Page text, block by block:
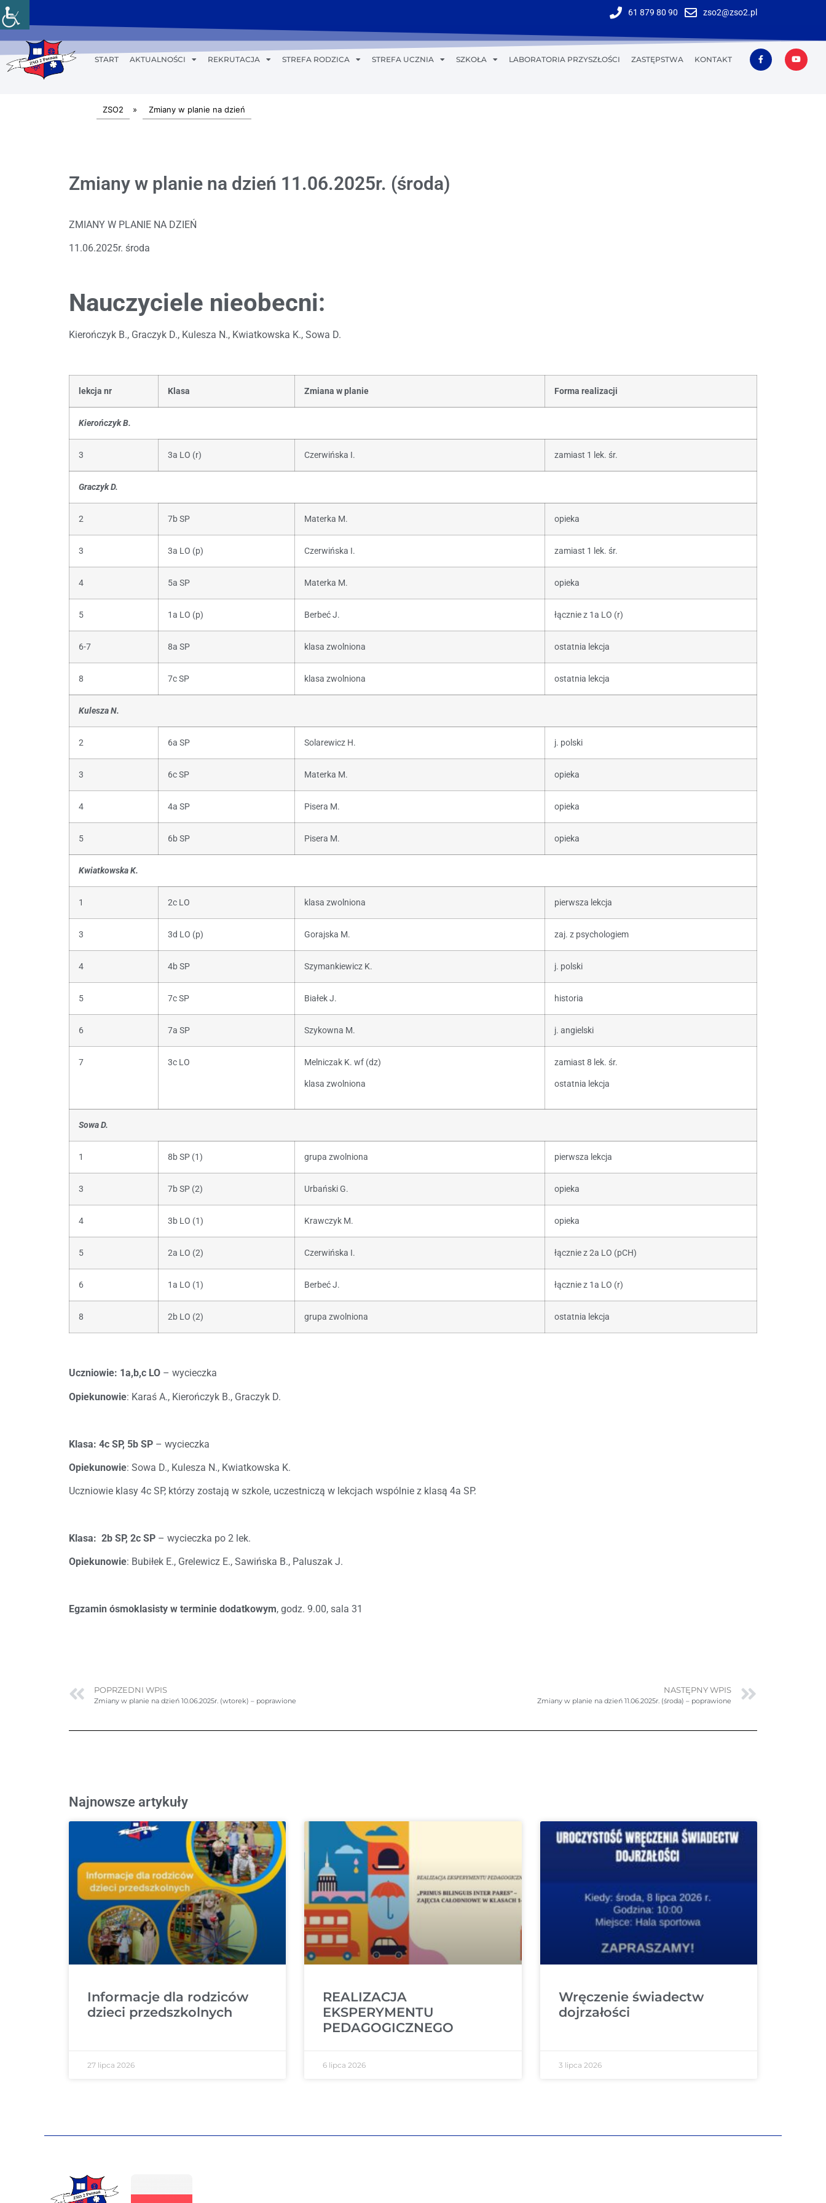
61 879 80 90 zso2@zso2.pl
START AKTUALNOŚCI REKRUTACJA STREFA RODZICA STREFA UCZNIA SZKOŁA LABORATORIA PRZYSZŁOŚCI ZASTĘPSTWA KONTAKT
ZSO2 » Zmiany w planie na dzień
Zmiany w planie na dzień 11.06.2025r. (środa)
ZMIANY W PLANIE NA DZIEŃ
11.06.2025r. środa
Nauczyciele nieobecni:
Kierończyk B., Graczyk D., Kulesza N., Kwiatkowska K., Sowa D.
lekcja nr Klasa Zmiana w planie Forma realizacji
Kierończyk B.
3 3a LO (r) Czerwińska I. zamiast 1 lek. śr.
Graczyk D.
2 7b SP Materka M. opieka
3 3a LO (p) Czerwińska I. zamiast 1 lek. śr.
4 5a SP Materka M. opieka
5 1a LO (p) Berbeć J. łącznie z 1a LO (r)
6-7 8a SP klasa zwolniona ostatnia lekcja
8 7c SP klasa zwolniona ostatnia lekcja
Kulesza N.
2 6a SP Solarewicz H. j. polski
3 6c SP Materka M. opieka
4 4a SP Pisera M. opieka
5 6b SP Pisera M. opieka
Kwiatkowska K.
1 2c LO klasa zwolniona pierwsza lekcja
3 3d LO (p) Gorajska M. zaj. z psychologiem
4 4b SP Szymankiewicz K. j. polski
5 7c SP Białek J. historia
6 7a SP Szykowna M. j. angielski
7 3c LO Melniczak K. wf (dz)
klasa zwolniona
zamiast 8 lek. śr.
ostatnia lekcja
Sowa D.
1 8b SP (1) grupa zwolniona pierwsza lekcja
3 7b SP (2) Urbański G. opieka
4 3b LO (1) Krawczyk M. opieka
5 2a LO (2) Czerwińska I. łącznie z 2a LO (pCH)
6 1a LO (1) Berbeć J. łącznie z 1a LO (r)
8 2b LO (2) grupa zwolniona ostatnia lekcja
Uczniowie: 1a,b,c LO – wycieczka
Opiekunowie: Karaś A., Kierończyk B., Graczyk D.
Klasa: 4c SP, 5b SP – wycieczka
Opiekunowie: Sowa D., Kulesza N., Kwiatkowska K.
Uczniowie klasy 4c SP, którzy zostają w szkole, uczestniczą w lekcjach wspólnie z klasą 4a SP.
Klasa: 2b SP, 2c SP – wycieczka po 2 lek.
Opiekunowie: Bubiłek E., Grelewicz E., Sawińska B., Paluszak J.
Egzamin ósmoklasisty w terminie dodatkowym, godz. 9.00, sala 31
POPRZEDNI WPIS
Zmiany w planie na dzień 10.06.2025r. (wtorek) – poprawione
NASTĘPNY WPIS
Zmiany w planie na dzień 11.06.2025r. (środa) – poprawione
Najnowsze artykuły
Informacje dla rodziców
dzieci przedszkolnych
27 lipca 2026
REALIZACJA
EKSPERYMENTU
PEDAGOGICZNEGO
6 lipca 2026
Wręczenie świadectw
dojrzałości
3 lipca 2026